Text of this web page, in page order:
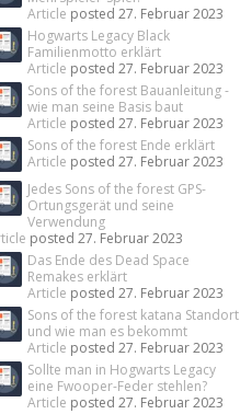
Article posted27. Februar 2023
Hogwarts Legacy Black
Familienmotto erklärt
Article posted27. Februar 2023
Sons of the forest Bauanleitung -
wie man seine Basis baut
Article posted27. Februar 2023
Sons of the forest Ende erklärt
Article posted27. Februar 2023
Jedes Sons of the forest GPS-
Ortungsgerät und seine
Verwendung
posted27. Februar 2023
Das Ende des Dead Space
Remakes erklärt
Article posted27. Februar 2023
Sons of the forest katana Standort
und wie man es bekommt
Article posted27. Februar 2023
Sollte man in Hogwarts Legacy
eine Fwooper-Feder stehlen?
Article posted27. Februar 2023